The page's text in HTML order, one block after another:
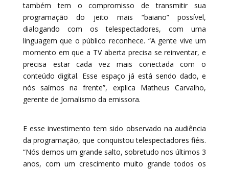
também tem o compromisso de transmitir sua
programação do jeito mais “baiano” possível,
dialogando com os telespectadores, com uma
linguagem que o público reconhece. “A gente vive um
momento em que a TV aberta precisa se reinventar, e
precisa estar cada vez mais conectada com o
conteúdo digital. Esse espaço já está sendo dado, e
nós saímos na frente”, explica Matheus Carvalho,
gerente de Jornalismo da emissora.
E esse investimento tem sido observado na audiência
da programação, que conquistou telespectadores fiéis.
“Nós demos um grande salto, sobretudo nos últimos 3
anos, com um crescimento muito grande todos os